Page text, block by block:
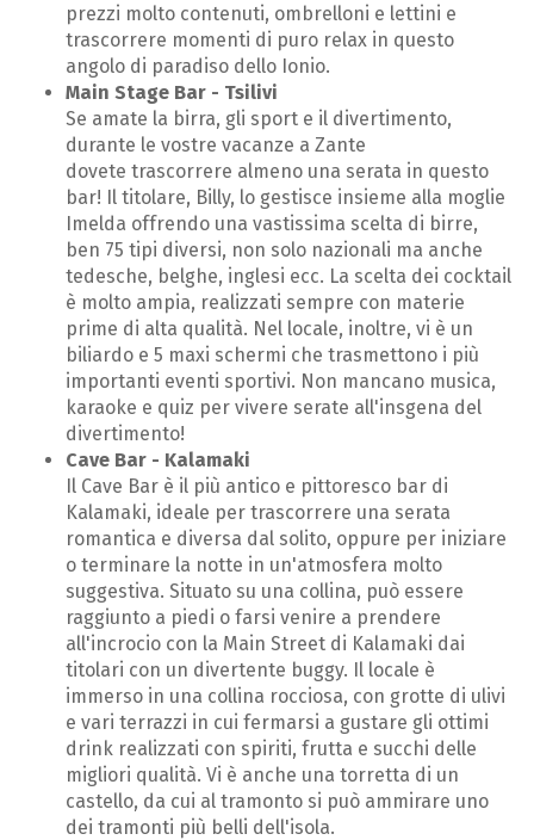
prezzi molto contenuti, ombrelloni e lettini e
trascorrere momenti di puro relax in questo
angolo di paradiso dello Ionio.
Main Stage Bar - Tsilivi
Se amate la birra, gli sport e il divertimento,
durante le vostre vacanze a Zante
dovete trascorrere almeno una serata in questo
bar! Il titolare, Billy, lo gestisce insieme alla moglie
Imelda offrendo una vastissima scelta di birre,
ben 75 tipi diversi, non solo nazionali ma anche
tedesche, belghe, inglesi ecc. La scelta dei cocktail
è molto ampia, realizzati sempre con materie
prime di alta qualità. Nel locale, inoltre, vi è un
biliardo e 5 maxi schermi che trasmettono i più
importanti eventi sportivi. Non mancano musica,
karaoke e quiz per vivere serate all'insgena del
divertimento!
Cave Bar - Kalamaki
Il Cave Bar è il più antico e pittoresco bar di
Kalamaki, ideale per trascorrere una serata
romantica e diversa dal solito, oppure per iniziare
o terminare la notte in un'atmosfera molto
suggestiva. Situato su una collina, può essere
raggiunto a piedi o farsi venire a prendere
all'incrocio con la Main Street di Kalamaki dai
titolari con un divertente buggy. Il locale è
immerso in una collina rocciosa, con grotte di ulivi
e vari terrazzi in cui fermarsi a gustare gli ottimi
drink realizzati con spiriti, frutta e succhi delle
migliori qualità. Vi è anche una torretta di un
castello, da cui al tramonto si può ammirare uno
dei tramonti più belli dell'isola.